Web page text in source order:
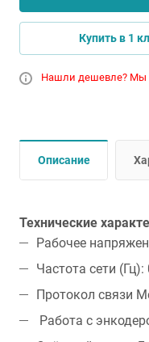
Купить в 1
Нашли дешевле? Мы
Описание
Технические
Рабочее
Частота сети (Гц):
Протокол связи
Работа с